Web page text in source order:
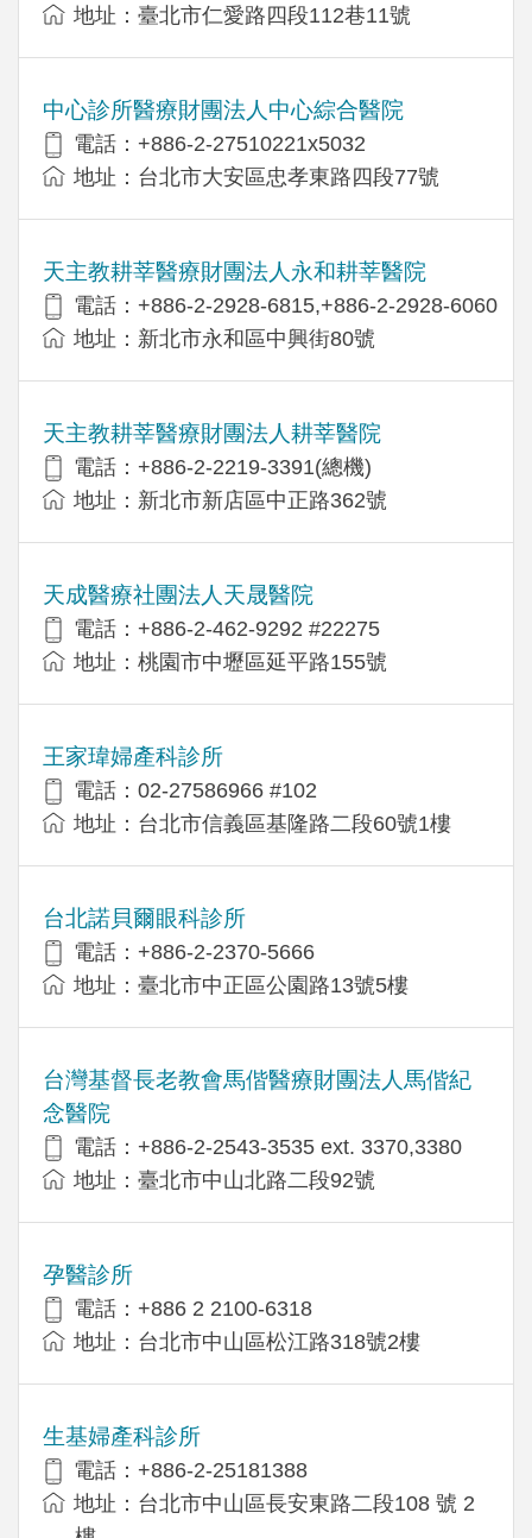
地址：臺北市仁愛路四段112巷11號
中心診所醫療財團法人中心綜合醫院
電話：+886-2-27510221x5032
地址：台北市大安區忠孝東路四段77號
天主教耕莘醫療財團法人永和耕莘醫院
電話：+886-2-2928-6815,+886-2-2928-6060
地址：新北市永和區中興街80號
天主教耕莘醫療財團法人耕莘醫院
電話：+886-2-2219-3391(總機)
地址：新北市新店區中正路362號
天成醫療社團法人天晟醫院
電話：+886-2-462-9292 #22275
地址：桃園市中壢區延平路155號
王家瑋婦產科診所
電話：02-27586966 #102
地址：台北市信義區基隆路二段60號1樓
台北諾貝爾眼科診所
電話：+886-2-2370-5666
地址：臺北市中正區公園路13號5樓
台灣基督長老教會馬偕醫療財團法人馬偕紀
念醫院
電話：+886-2-2543-3535 ext. 3370,3380
地址：臺北市中山北路二段92號
孕醫診所
電話：+886 2 2100-6318
地址：台北市中山區松江路318號2樓
生基婦產科診所
電話：+886-2-25181388
地址：台北市中山區長安東路二段108 號 2